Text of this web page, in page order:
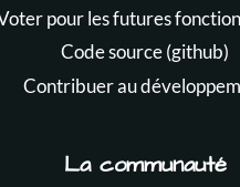
pour les futures
Code source (github)
Contribuer au
La communauté